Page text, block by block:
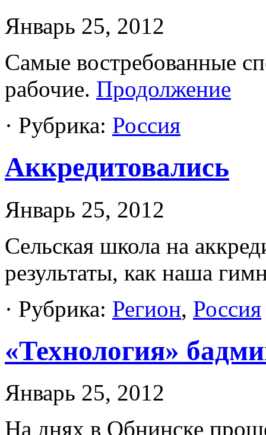
Январь 25, 2012
Самые востребованные
рабочие. Продолжение
· Рубрика: Россия
Аккредитовались
Январь 25, 2012
Сельская школа на
результаты, как наша
· Рубрика: Регион, Россия
«Технология»
Январь 25, 2012
На днях в Обнинске